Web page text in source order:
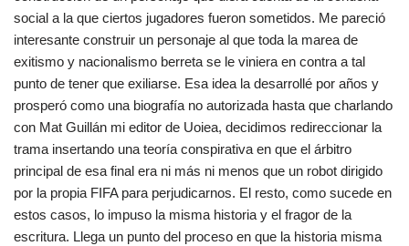
social a la que ciertos jugadores fueron sometidos. Me pareció
interesante construir un personaje al que toda la marea de
exitismo y nacionalismo berreta se le viniera en contra a tal
punto de tener que exiliarse. Esa idea la desarrollé por años y
prosperó como una biografía no autorizada hasta que charlando
con Mat Guillán mi editor de Uoiea, decidimos redireccionar la
trama insertando una teoría conspirativa en que el árbitro
principal de esa final era ni más ni menos que un robot dirigido
por la propia FIFA para perjudicarnos. El resto, como sucede en
estos casos, lo impuso la misma historia y el fragor de la
escritura. Llega un punto del proceso en que la historia misma